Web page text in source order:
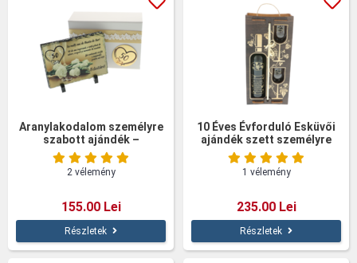
Aranylakodalom személyre
szabott ajándék –
Természetes kőből
2 vélemény
155.00 Lei
Részletek
10 Éves Évforduló Esküvői
ajándék szett személyre
szabott borból pohárral,
fadobozban
1 vélemény
235.00 Lei
Részletek